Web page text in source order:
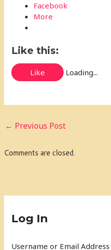
Facebook
More
Like this:
Like Loading...
← Previous Post
Comments are closed.
Log In
Username or Email Address